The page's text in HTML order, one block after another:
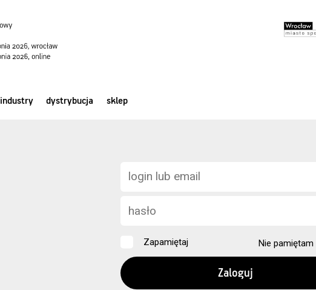
industry dystrybucja sklep
Zapamiętaj Nie pamiętam